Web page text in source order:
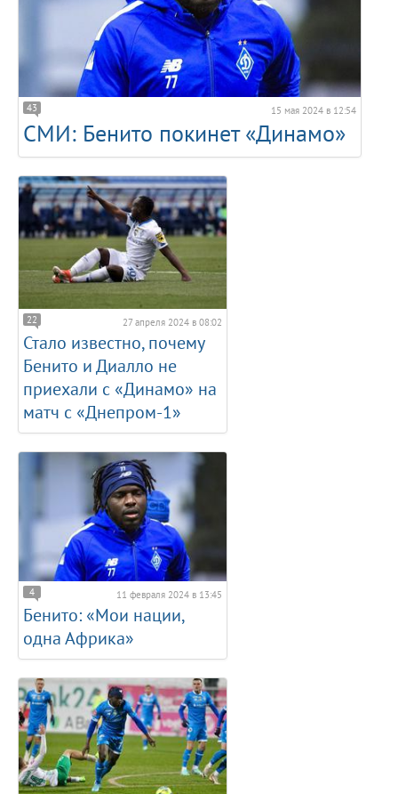
43 15 мая 2024 в 12:54
СМИ: Бенито покинет «Динамо»
22 27 апреля 2024 в 08:02
Стало известно, почему
Бенито и Диалло не
приехали с «Динамо» на
матч с «Днепром-1»
4 11 февраля 2024 в 13:45
Бенито: «Мои нации,
одна Африка»